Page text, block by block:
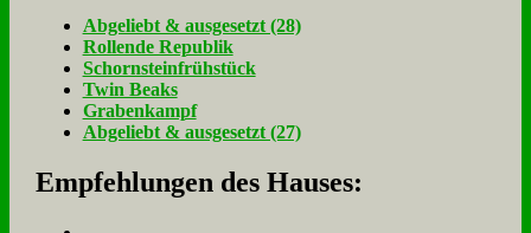
Ab­ge­liebt & aus­ge­setzt (28)
Rol­len­de Re­pu­blik
Schorn­stein­früh­stück
Twin Beaks
Gra­ben­kampf
Ab­ge­liebt & aus­ge­setzt (27)
Empfehlungen des Hauses: